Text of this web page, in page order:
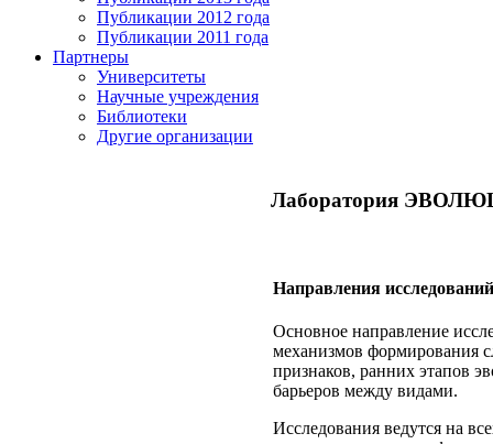
Публикации 2012 года
Публикации 2011 года
Партнеры
Университеты
Научные учреждения
Библиотеки
Другие организации
Лаборатория
Направления исследований
Основное направление
механизмов формирования
признаков, ранних этапов
барьеров между видами.
Исследования ведутся на